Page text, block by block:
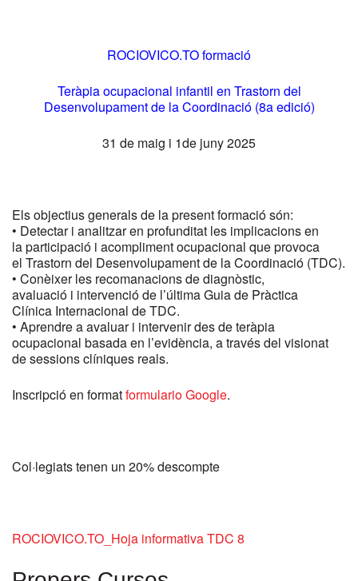
ROCIOVICO.TO formació
Teràpia ocupacional infantil en Trastorn del
Desenvolupament de la Coordinació (8a edició)
31 de maig i 1de juny 2025
Els objectius generals de la present formació són:
• Detectar i analitzar en profunditat les implicacions en
la participació i acompliment ocupacional que provoca
el Trastorn del Desenvolupament de la Coordinació (TDC).
• Conèixer les recomanacions de diagnòstic,
avaluació i intervenció de l’última Guia de Pràctica
Clínica Internacional de TDC.
• Aprendre a avaluar i intervenir des de teràpia
ocupacional basada en l’evidència, a través del visionat
de sessions clíniques reals.
Inscripció en formatformulario Google.
Col·legiats tenen un 20% descompte
ROCIOVICO.TO_Hoja informativa TDC 8